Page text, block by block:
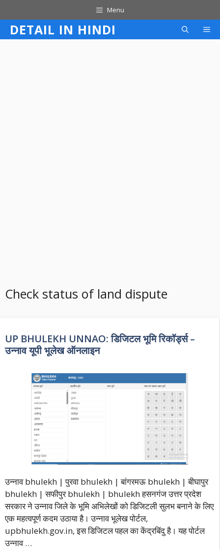
to
content
Menu
DETAIL IN HINDI
Check status of land dispute
UP BHULEKH UNNAO: डिजिटल भूमि रिकॉर्ड्स –
उन्नाव यूपी भूलेख ऑनलाइन
उन्नाव bhulekh | पुरवा bhulekh | बांगरमऊ bhulekh | बीघापुर
bhulekh | सफीपुर bhulekh | bhulekh हसनगंज उत्तर प्रदेश
सरकार ने उन्नाव जिले के भूमि अभिलेखों को डिजिटली सुलभ बनाने के लिए
एक महत्वपूर्ण कदम उठाया है। उन्नाव भूलेख पोर्टल,
upbhulekh.gov.in, इस डिजिटल पहल का केंद्रबिंदु है। यह पोर्टल
उन्नाव …